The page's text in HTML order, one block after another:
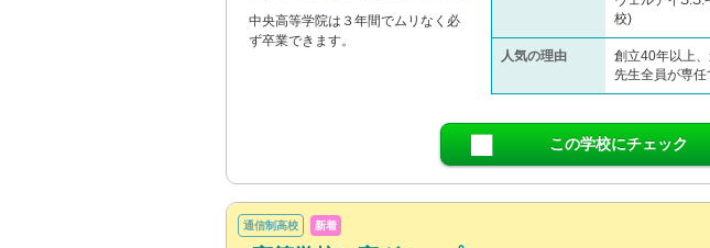
中央高等学院は３年間でムリなく必
ず卒業できます。
校)
人気の理由
創立40年以上
先生全員が専
この学校にチェック
通信制高校 新着